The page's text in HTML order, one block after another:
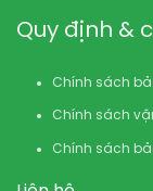
Quy định &
Chính sách
Chính sách
Chính sách